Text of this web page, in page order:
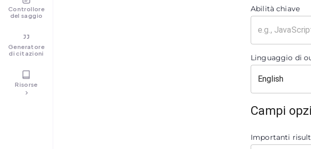
Controllore
del saggio
Generatore
di citazioni
Risorse
Abilità chiave
Linguaggio di
Campi
Importanti